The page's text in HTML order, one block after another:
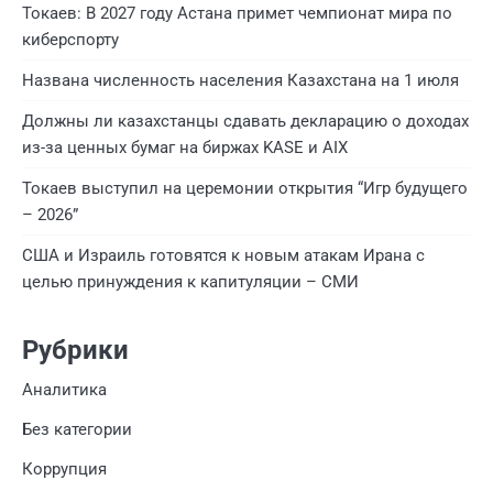
Токаев: В 2027 году Астана примет чемпионат мира по
киберспорту
Названа численность населения Казахстана на 1 июля
Должны ли казахстанцы сдавать декларацию о доходах
из-за ценных бумаг на биржах KASE и AIX
Токаев выступил на церемонии открытия “Игр будущего
– 2026”
США и Израиль готовятся к новым атакам Ирана с
целью принуждения к капитуляции – СМИ
Рубрики
Аналитика
Без категории
Коррупция